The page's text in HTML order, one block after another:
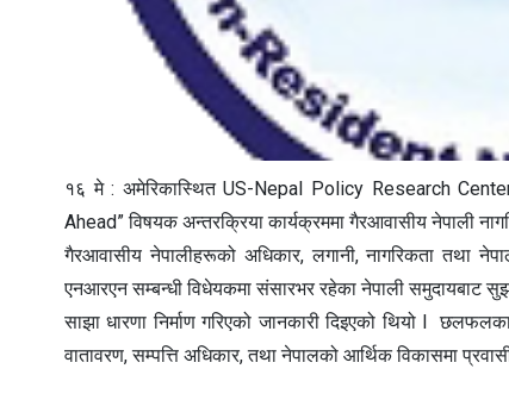
१६ मे : अमेरिकास्थित US-Nepal Policy Research
Ahead” विषयक अन्तरक्रिया कार्यक्रममा गैरआवासीय नेपाली
गैरआवासीय नेपालीहरूको अधिकार, लगानी, नागरिकता तथा
एनआरएन सम्बन्धी विधेयकमा संसारभर रहेका नेपाली समुदायबाट
साझा धारणा निर्माण गरिएको जानकारी दिइएको थियो l
वातावरण, सम्पत्ति अधिकार, तथा नेपालको आर्थिक विकासमा